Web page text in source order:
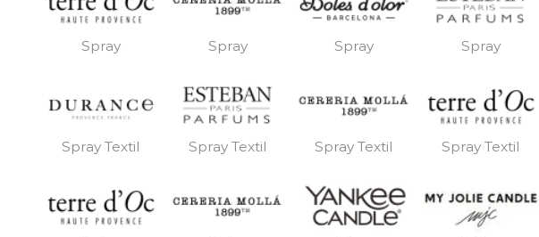
Spray Spray Spray Spray
Spray Textil Spray Textil Spray Textil Spray Textil